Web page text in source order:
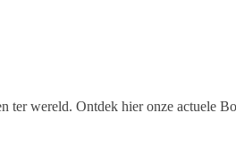
ter wereld. Ontdek hier onze actuele